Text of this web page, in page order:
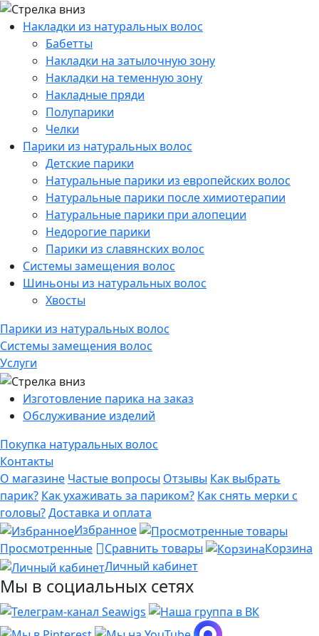
Накладки из натуральных волос
Бабетты
Накладки на затылочную зону
Накладки на теменную зону
Накладные пряди
Полупарики
Челки
Парики из натуральных волос
Детские парики
Натуральные парики из европейских волос
Натуральные парики после химиотерапии
Натуральные парики при алопеции
Недорогие парики
Парики из славянских волос
Системы замещения волос
Шиньоны из натуральных волос
Хвосты
Парики из натуральных волос
Системы замещения волос
Услуги
Изготовление парика на заказ
Обслуживание изделий
Покупка натуральных волос
Контакты
О магазине Частые вопросы Отзывы Как выбрать
парик? Как ухаживать за париком? Как снять мерки с
головы?Доставка и оплата
Избранное
Просмотренные
Сравнить товары
Корзина
Личный кабинет
Мы в социальных сетях